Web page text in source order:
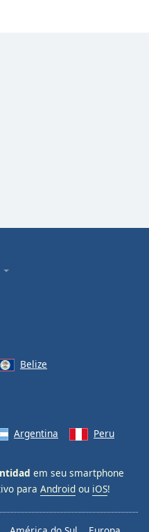
Belize
Argentina Peru
em seu smartphone
para Android ou iOS!